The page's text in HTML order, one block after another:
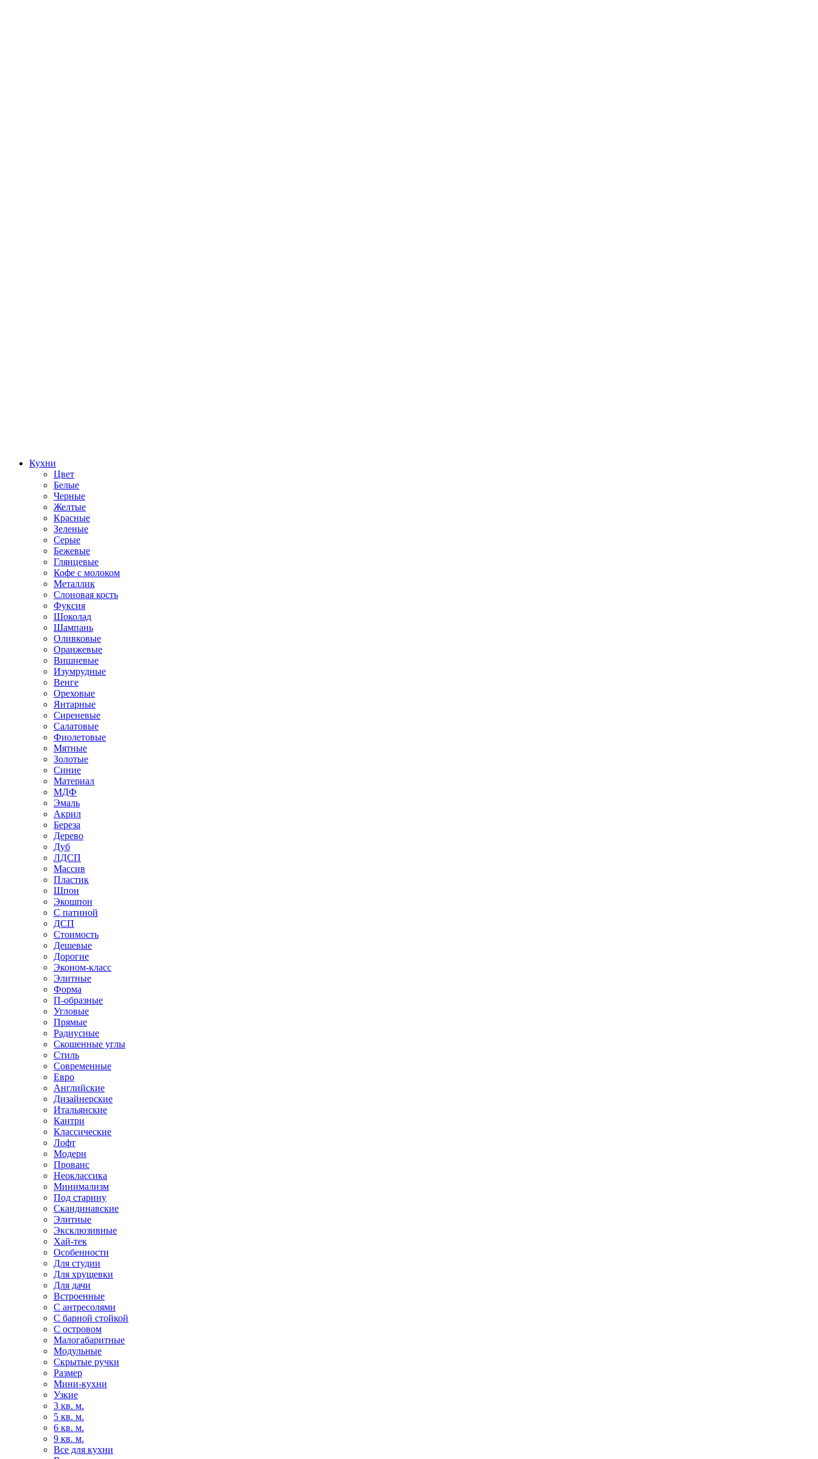
Кухни
Цвет
Белые
Черные
Желтые
Красные
Зеленые
Серые
Бежевые
Глянцевые
Кофе с молоком
Металлик
Слоновая кость
Фуксия
Шоколад
Шампань
Оливковые
Оранжевые
Вишневые
Изумрудные
Венге
Ореховые
Янтарные
Сиреневые
Салатовые
Фиолетовые
Мятные
Золотые
Синие
Материал
МДФ
Эмаль
Акрил
Береза
Дерево
Дуб
ЛДСП
Массив
Пластик
Шпон
Экошпон
С патиной
ДСП
Стоимость
Дешевые
Дорогие
Эконом-класс
Элитные
Форма
П-образные
Угловые
Прямые
Радиусные
Скошенные углы
Стиль
Современные
Евро
Английские
Дизайнерские
Итальянские
Кантри
Классические
Лофт
Модерн
Прованс
Неоклассика
Минимализм
Под старину
Скандинавские
Элитные
Эксклюзивные
Хай-тек
Особенности
Для студии
Для хрущевки
Для дачи
Встроенные
С антресолями
С барной стойкой
С островом
Малогабаритные
Модульные
Скрытые ручки
Размер
Мини-кухни
Узкие
3 кв. м.
5 кв. м.
6 кв. м.
9 кв. м.
Все для кухни